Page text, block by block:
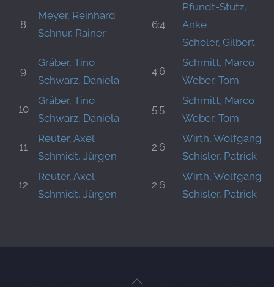
8
Meyer, Reinhard
Schnur, Rainer
6:4
Pfundt-Stutz,
Anke
Scholer, Gilbert
9
Gräber, Tino
Schwarz, Daniela
4:6
Schmitt, Marco
Weber, Tom
10
Gräber, Tino
Schwarz, Daniela
5:5
Schmitt, Marco
Weber, Tom
11
Reuter, Axel
Schmidt, Jürgen
2:6
Wirth, Wolfgang
Schisler, Patrick
12
Reuter, Axel
Schmidt, Jürgen
2:6
Wirth, Wolfgang
Schisler, Patrick